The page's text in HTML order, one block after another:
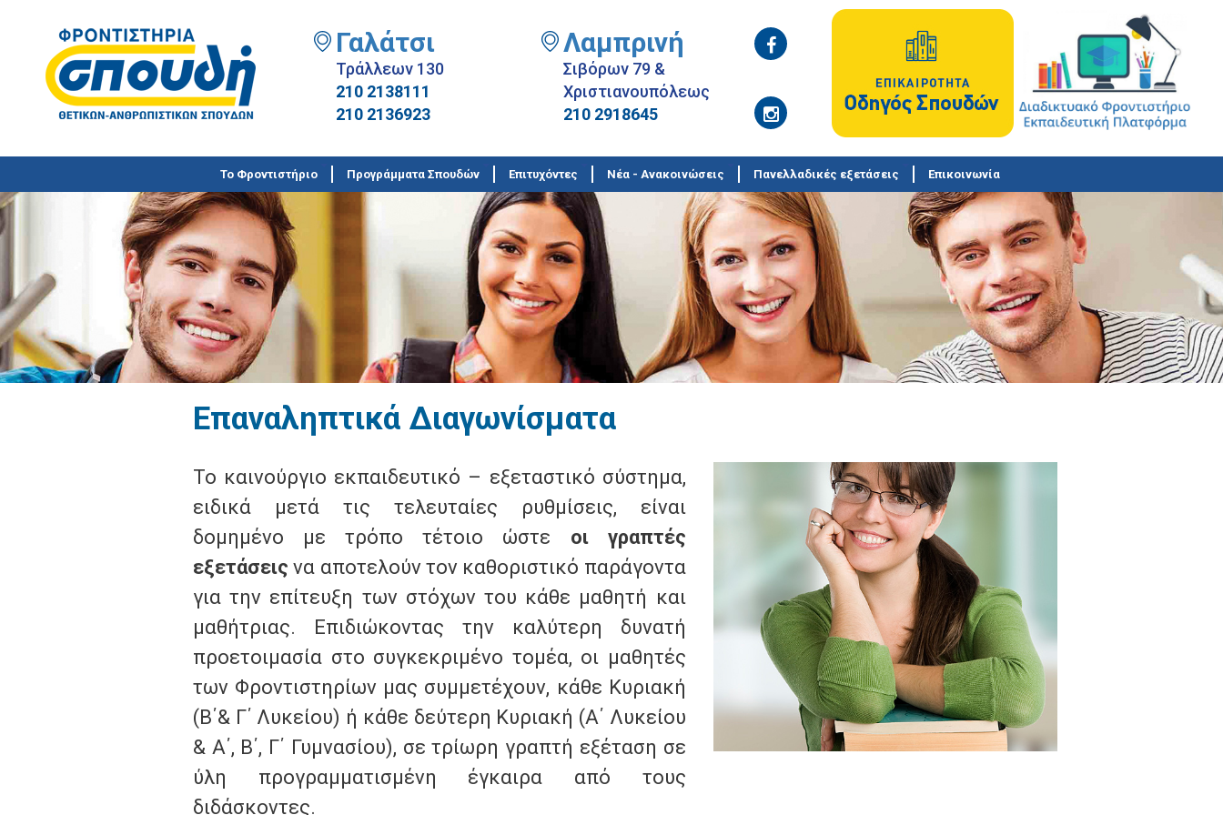
Γαλάτσι
Τράλλεων 130
210 2138111
210 2136923
Λαμπρινή
Σιβόρων 79 &
Χριστιανουπόλεως
210 2918645
Το Φροντιστήριο Προγράμματα Σπουδών Επιτυχόντες Νέα - Ανακοινώσεις Πανελλαδικές εξετάσεις Επικοινωνία
Επαναληπτικά Διαγωνίσματα
Το καινούργιο εκπαιδευτικό – εξεταστικό σύστημα,
ειδικά μετά τις τελευταίες ρυθμίσεις, είναι
δομημένο με τρόπο τέτοιο ώστε οι γραπτές
εξετάσεις να αποτελούν τον καθοριστικό παράγοντα
για την επίτευξη των στόχων του κάθε μαθητή και
μαθήτριας. Επιδιώκοντας την καλύτερη δυνατή
προετοιμασία στο συγκεκριμένο τομέα, οι μαθητές
των Φροντιστηρίων μας συμμετέχουν, κάθε Κυριακή
(Β΄& Γ΄ Λυκείου) ή κάθε δεύτερη Κυριακή (Α΄ Λυκείου
& Α΄, Β΄, Γ΄ Γυμνασίου), σε τρίωρη γραπτή εξέταση σε
ύλη προγραμματισμένη έγκαιρα από τους
διδάσκοντες.